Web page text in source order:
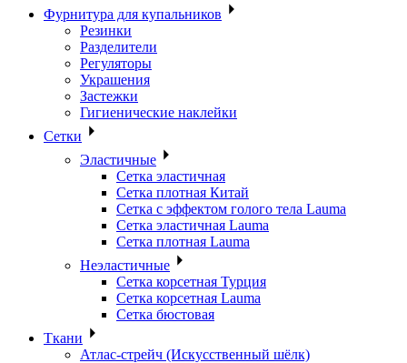
Фурнитура для купальников
Резинки
Разделители
Регуляторы
Украшения
Застежки
Гигиенические наклейки
Сетки
Эластичные
Сетка эластичная
Сетка плотная Китай
Сетка с эффектом голого тела Lauma
Сетка эластичная Lauma
Сетка плотная Lauma
Неэластичные
Сетка корсетная Турция
Сетка корсетная Lauma
Сетка бюстовая
Ткани
Атлас-стрейч (Искусственный шёлк)